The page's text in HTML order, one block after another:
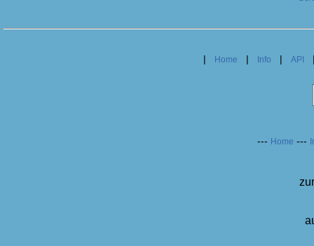
| Home | Info | API
--- Home ---